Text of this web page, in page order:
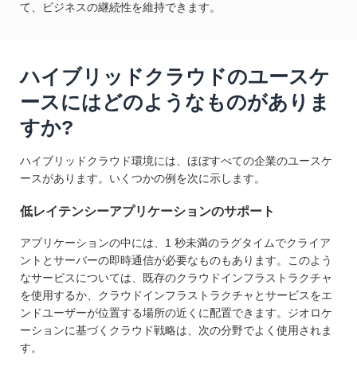
て、ビジネスの継続性を維持できます。
ハイブリッドクラウドのユースケ
ースにはどのようなものがありま
すか?
ハイブリッドクラウド環境には、ほぼすべての企業のユースケ
ースがあります。いくつかの例を次に示します。
低レイテンシーアプリケーションのサポート
アプリケーションの中には、1 秒未満のラグタイムでクライア
ントとサーバーの即時通信が必要なものもあります。このよう
なサービスについては、既存のクラウドインフラストラクチャ
を使用するか、クラウドインフラストラクチャとサービスをエ
ンドユーザーが位置する場所の近くに配置できます。ジオロケ
ーションに基づくクラウド戦略は、次の分野でよく使用されま
す。